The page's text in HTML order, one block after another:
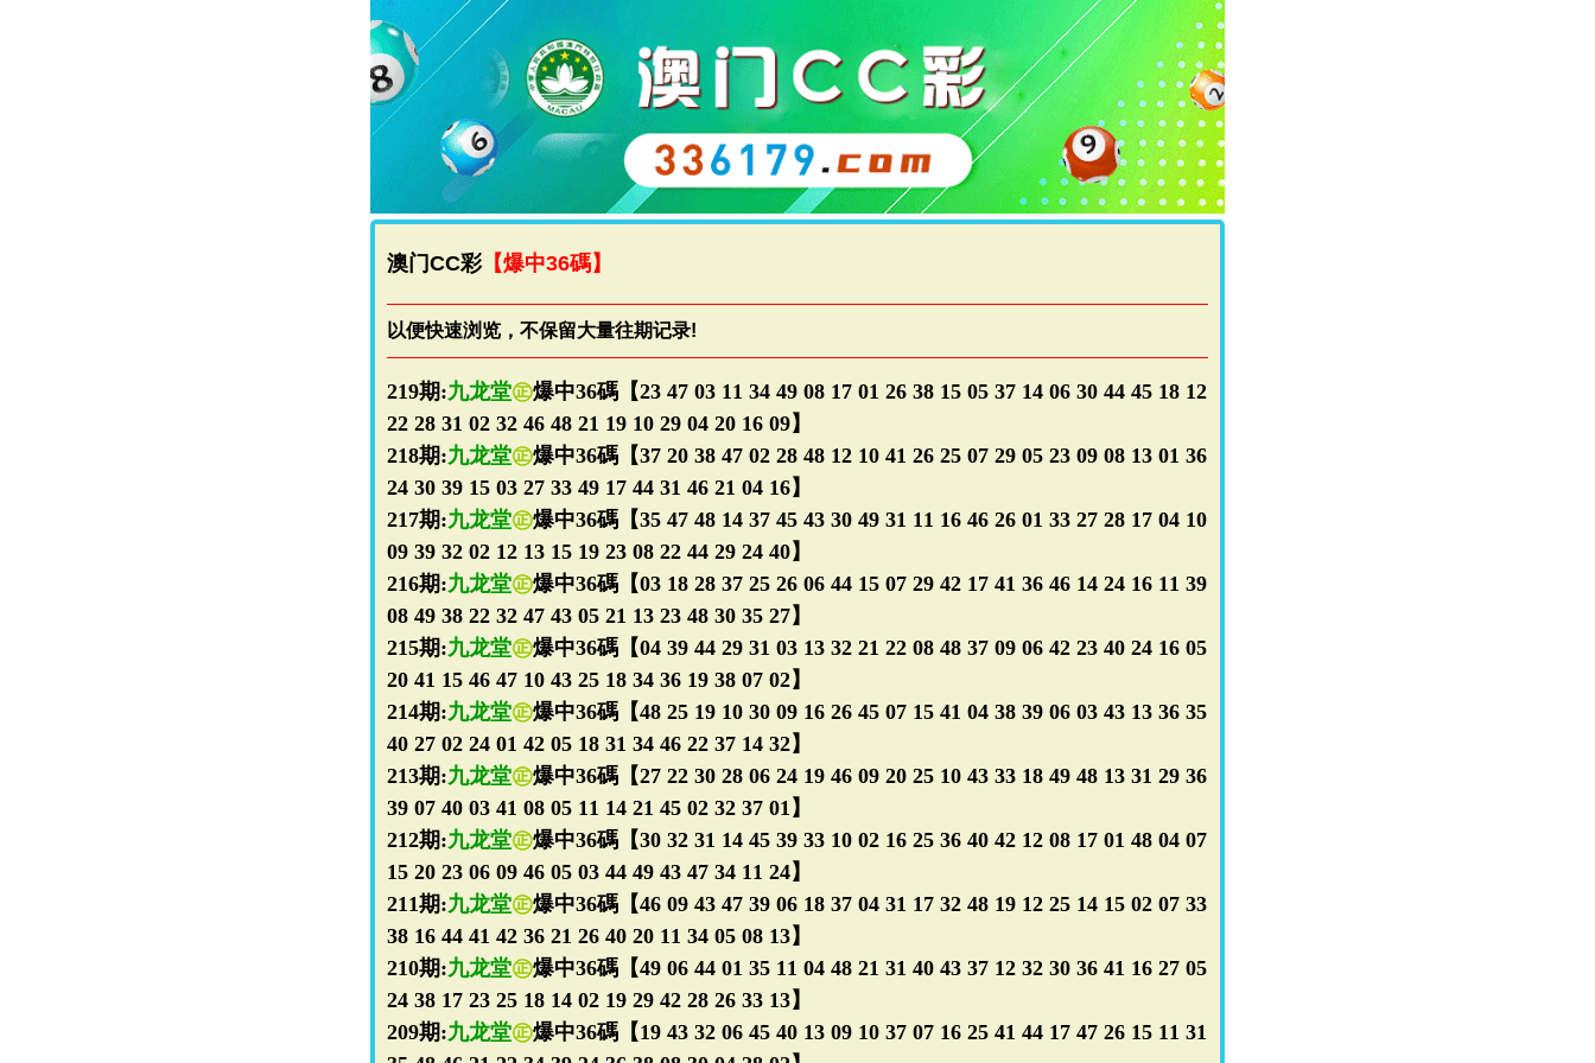
澳门CC彩【爆中36碼】
以便快速浏览，不保留大量往期记录!
219期:九龙堂㊣爆中36碼【23 47 03 11 34 49 08 17 01 26 38 15 05 37 14 06 30 44 45 18 12
22 28 31 02 32 46 48 21 19 10 29 04 20 16 09】
218期:九龙堂㊣爆中36碼【37 20 38 47 02 28 48 12 10 41 26 25 07 29 05 23 09 08 13 01 36
24 30 39 15 03 27 33 49 17 44 31 46 21 04 16】
217期:九龙堂㊣爆中36碼【35 47 48 14 37 45 43 30 49 31 11 16 46 26 01 33 27 28 17 04 10
09 39 32 02 12 13 15 19 23 08 22 44 29 24 40】
216期:九龙堂㊣爆中36碼【03 18 28 37 25 26 06 44 15 07 29 42 17 41 36 46 14 24 16 11 39
08 49 38 22 32 47 43 05 21 13 23 48 30 35 27】
215期:九龙堂㊣爆中36碼【04 39 44 29 31 03 13 32 21 22 08 48 37 09 06 42 23 40 24 16 05
20 41 15 46 47 10 43 25 18 34 36 19 38 07 02】
214期:九龙堂㊣爆中36碼【48 25 19 10 30 09 16 26 45 07 15 41 04 38 39 06 03 43 13 36 35
40 27 02 24 01 42 05 18 31 34 46 22 37 14 32】
213期:九龙堂㊣爆中36碼【27 22 30 28 06 24 19 46 09 20 25 10 43 33 18 49 48 13 31 29 36
39 07 40 03 41 08 05 11 14 21 45 02 32 37 01】
212期:九龙堂㊣爆中36碼【30 32 31 14 45 39 33 10 02 16 25 36 40 42 12 08 17 01 48 04 07
15 20 23 06 09 46 05 03 44 49 43 47 34 11 24】
211期:九龙堂㊣爆中36碼【46 09 43 47 39 06 18 37 04 31 17 32 48 19 12 25 14 15 02 07 33
38 16 44 41 42 36 21 26 40 20 11 34 05 08 13】
210期:九龙堂㊣爆中36碼【49 06 44 01 35 11 04 48 21 31 40 43 37 12 32 30 36 41 16 27 05
24 38 17 23 25 18 14 02 19 29 42 28 26 33 13】
209期:九龙堂㊣爆中36碼【19 43 32 06 45 40 13 09 10 37 07 16 25 41 44 17 47 26 15 11 31